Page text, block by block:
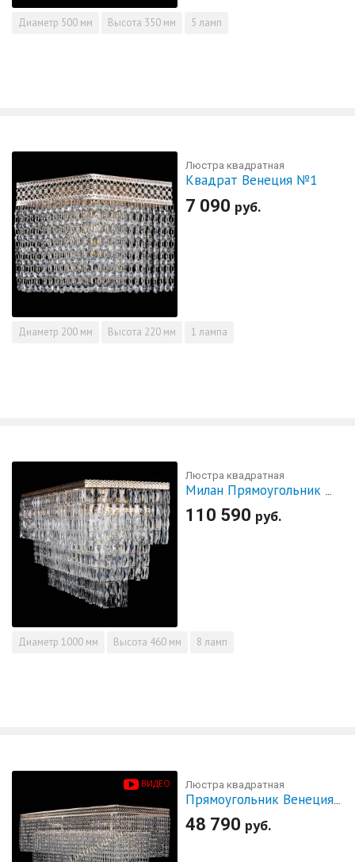
Диаметр 500 мм Высота 350 мм 5 ламп
Люстра квадратная
Квадрат Венеция №1
7 090 руб.
Диаметр 200 мм Высота 220 мм 1 лампа
Люстра квадратная
Милан Прямоугольник №8
110 590 руб.
Диаметр 1000 мм Высота 460 мм 8 ламп
ВИДЕО Люстра квадратная
Прямоугольник Венеция №8
48 790 руб.